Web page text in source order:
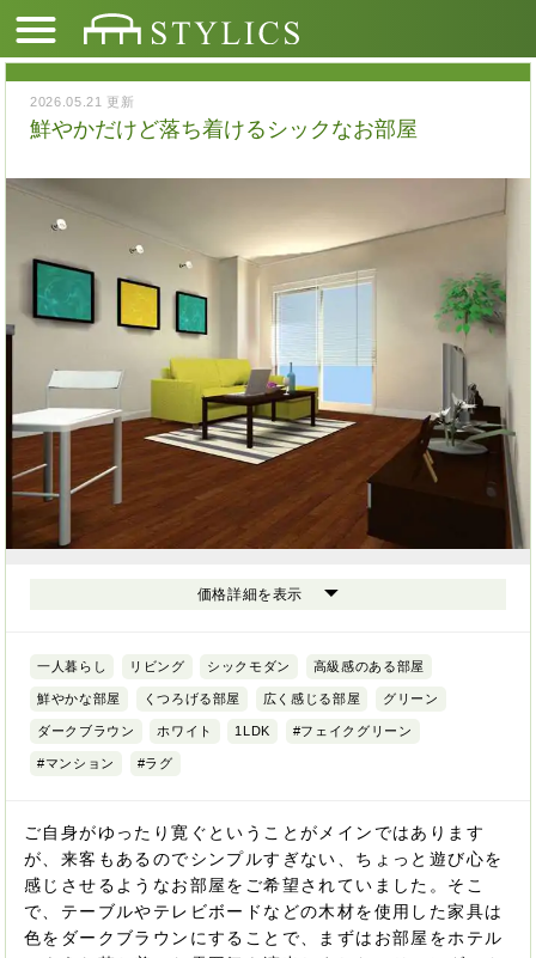
2026.05.21 更新
鮮やかだけど落ち着けるシックなお部屋
価格詳細を表示
一人暮らし リビング シックモダン 高級感のある部屋
鮮やかな部屋 くつろげる部屋 広く感じる部屋 グリーン
ダークブラウン ホワイト 1LDK #フェイクグリーン
#マンション #ラグ
ご自身がゆったり寛ぐということがメインではあります
が、来客もあるのでシンプルすぎない、ちょっと遊び心を
感じさせるようなお部屋をご希望されていました。そこ
で、テーブルやテレビボードなどの木材を使用した家具は
色をダークブラウンにすることで、まずはお部屋をホテル